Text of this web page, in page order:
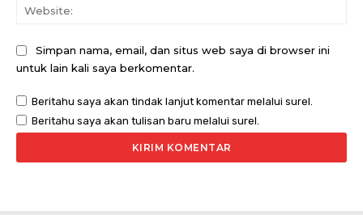
Simpan nama, email, dan situs web saya di browser ini
untuk lain kali saya berkomentar.
Beritahu saya akan tindak lanjut komentar melalui surel.
Beritahu saya akan tulisan baru melalui surel.